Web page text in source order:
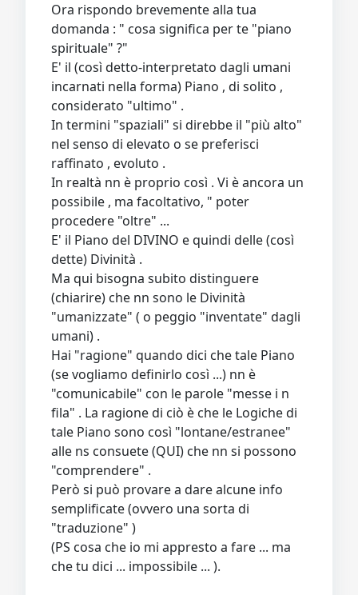
Ora rispondo brevemente alla tua
domanda : " cosa significa per te "piano
spirituale" ?"
E' il (così detto-interpretato dagli umani
incarnati nella forma) Piano , di solito ,
considerato "ultimo" .
In termini "spaziali" si direbbe il "più alto"
nel senso di elevato o se preferisci
raffinato , evoluto .
In realtà nn è proprio così . Vi è ancora un
possibile , ma facoltativo, " poter
procedere "oltre" ...
E' il Piano del DIVINO e quindi delle (così
dette) Divinità .
Ma qui bisogna subito distinguere
(chiarire) che nn sono le Divinità
"umanizzate" ( o peggio "inventate" dagli
umani) .
Hai "ragione" quando dici che tale Piano
(se vogliamo definirlo così ...) nn è
"comunicabile" con le parole "messe i n
fila" . La ragione di ciò è che le Logiche di
tale Piano sono così "lontane/estranee"
alle ns consuete (QUI) che nn si possono
"comprendere" .
Però si può provare a dare alcune info
semplificate (ovvero una sorta di
"traduzione" )
(PS cosa che io mi appresto a fare ... ma
che tu dici ... impossibile ... ).